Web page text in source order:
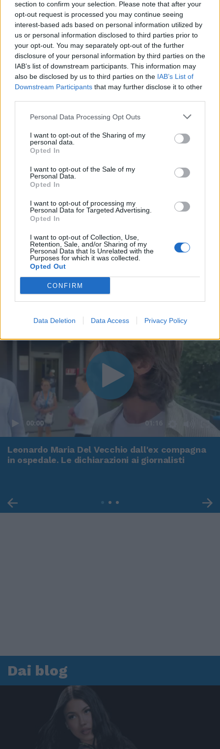
section to confirm your selection. Please note that after your
opt-out request is processed you may continue seeing
interest-based ads based on personal information utilized by
us or personal information disclosed to third parties prior to
your opt-out. You may separately opt-out of the further
disclosure of your personal information by third parties on the
IAB’s list of downstream participants. This information may
also be disclosed by us to third parties on the IAB’s List of
Downstream Participants that may further disclose it to other
Personal Data Processing Opt Outs
I want to opt-out of the Sharing of my
personal data.
Opted In
I want to opt-out of the Sale of my
Personal Data.
Opted In
I want to opt-out of processing my
Personal Data for Targeted Advertising.
Opted In
I want to opt-out of Collection, Use,
Retention, Sale, and/or Sharing of my
Personal Data that Is Unrelated with the
Purposes for which it was collected.
Opted Out
CONFIRM
Data Deletion Data Access Privacy Policy
00:00 01:16
Leonardo Maria Del Vecchio dall'ex compagna
in ospedale. Le dichiarazioni ai giornalisti
Dai blog